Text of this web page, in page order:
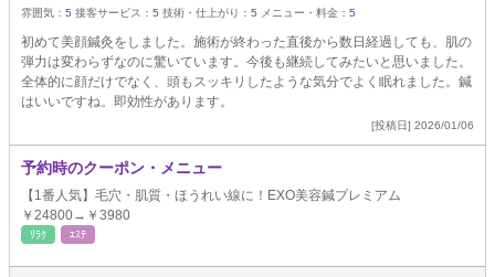
雰囲気： 5 接客サービス： 5 技術・仕上がり： 5 メニュー・料金： 5
初めて美顔鍼灸をしました。施術が終わった直後から数日経過しても、肌の
弾力は変わらずなのに驚いています。今後も継続してみたいと思いました。
全体的に顔だけでなく、頭もスッキリしたような気分でよく眠れました。鍼
はいいですね。即効性があります。
[投稿日] 2026/01/06
予約時のクーポン・メニュー
【1番人気】毛穴・肌質・ほうれい線に！EXO美容鍼プレミアム
￥24800→￥3980
ﾘﾗｸ ｴｽﾃ